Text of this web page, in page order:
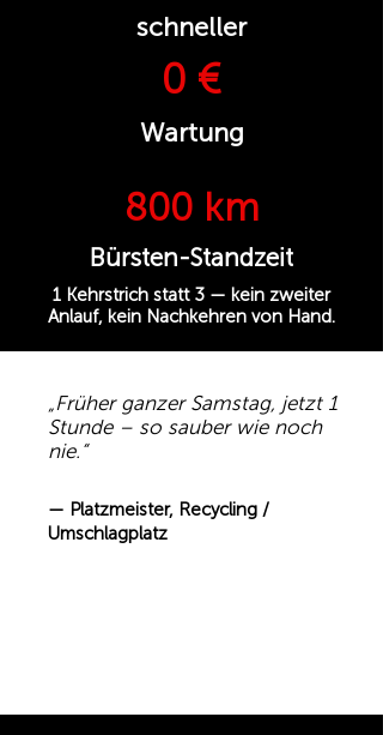
schneller
0 €
Wartung
800 km
Bürsten-Standzeit
1 Kehrstrich statt 3 — kein zweiter
Anlauf, kein Nachkehren von Hand.
„Früher ganzer Samstag, jetzt 1
Stunde – so sauber wie noch
nie.“
— Platzmeister, Recycling /
Umschlagplatz